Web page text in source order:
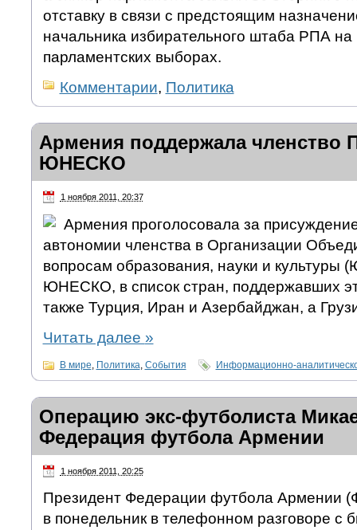
отставку в связи с предстоящим
начальника избирательного штаба РПА
парламентских выборах.
Комментарии, Политика
Армения поддержала членство
ЮНЕСКО
1 ноября 2011, 20:37
Армения проголосовала за
автономии членства в Организации
вопросам образования, науки и
ЮНЕСКО, в список стран, поддержавших
также Турция, Иран и Азербайджан, а
Читать далее »
В мире Политика События Информационно-
Операцию экс-футболиста
Федерация футбола Армении
1 ноября 2011, 20:25
Президент Федерации футбола Армении
в понедельник в телефонном разговоре